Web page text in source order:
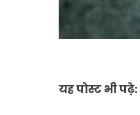
यह पोस्ट भी पढ़े: